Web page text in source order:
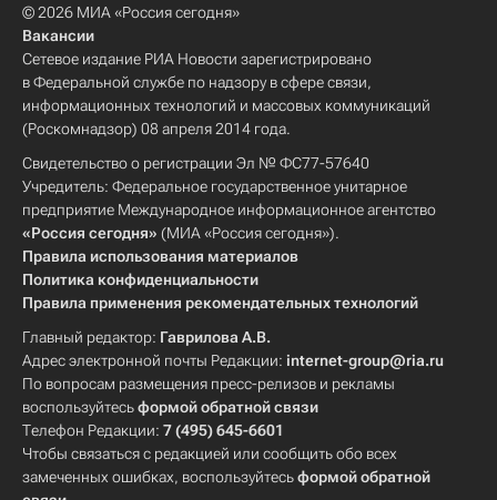
© 2026 МИА «Россия сегодня»
Вакансии
Сетевое издание РИА Новости зарегистрировано
в Федеральной службе по надзору в сфере связи,
информационных технологий и массовых коммуникаций
(Роскомнадзор) 08 апреля 2014 года.
Свидетельство о регистрации Эл № ФС77-57640
Учредитель: Федеральное государственное унитарное
предприятие Международное информационное агентство
«Россия сегодня» (МИА «Россия сегодня»).
Правила использования материалов
Политика конфиденциальности
Правила применения рекомендательных технологий
Главный редактор: Гаврилова А.В.
Адрес электронной почты Редакции: internet-group@ria.ru
По вопросам размещения пресс-релизов и рекламы
воспользуйтесьформой обратной связи
Телефон Редакции: 7 (495) 645-6601
Чтобы связаться с редакцией или сообщить обо всех
замеченных ошибках, воспользуйтесьформой обратной